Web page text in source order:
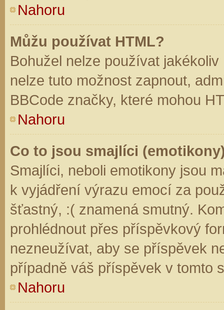
Nahoru
Můžu používat HTML?
Bohužel nelze používat
nelze tuto možnost zapnout,
BBCode značky, které mohou
Nahoru
Co to jsou smajlíci
Smajlíci, neboli emotikony jsou
k vyjádření výrazu emocí za
šťastný, :( znamená smutný.
prohlédnout přes příspěvkový
nezneužívat, aby se příspěvek
případně váš příspěvek v tomto
Nahoru